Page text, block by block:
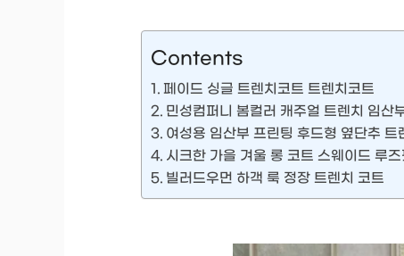
Contents
페이드 싱글 트렌치코트 트렌치코트
민성컴퍼니 봄컬러 캐주얼 트렌치 임산
여성용 임산부 프린팅 후드형 옆단추 트
시크한 가을 겨울 롱 코트 스웨이드 루
빌러드우먼 하객 룩 정장 트렌치 코트